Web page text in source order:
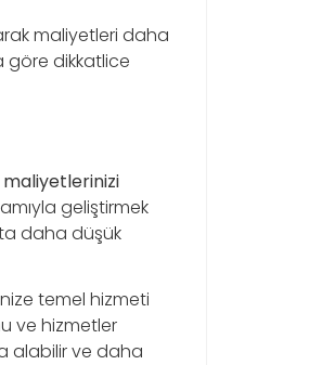
maliyetleri daha
göre dikkatlice
maliyetlerinizi
geliştirmek
daha düşük
temel hizmeti
ve hizmetler
alabilir ve daha